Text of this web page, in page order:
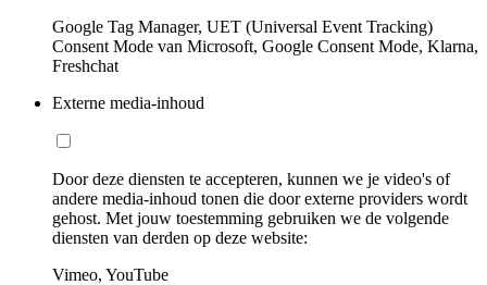
Google Tag Manager, UET (Universal Event Tracking)
Consent Mode van Microsoft, Google Consent Mode, Klarna,
Freshchat
Externe media-inhoud
Door deze diensten te accepteren, kunnen we je video's of
andere media-inhoud tonen die door externe providers wordt
gehost. Met jouw toestemming gebruiken we de volgende
diensten van derden op deze website:
Vimeo, YouTube